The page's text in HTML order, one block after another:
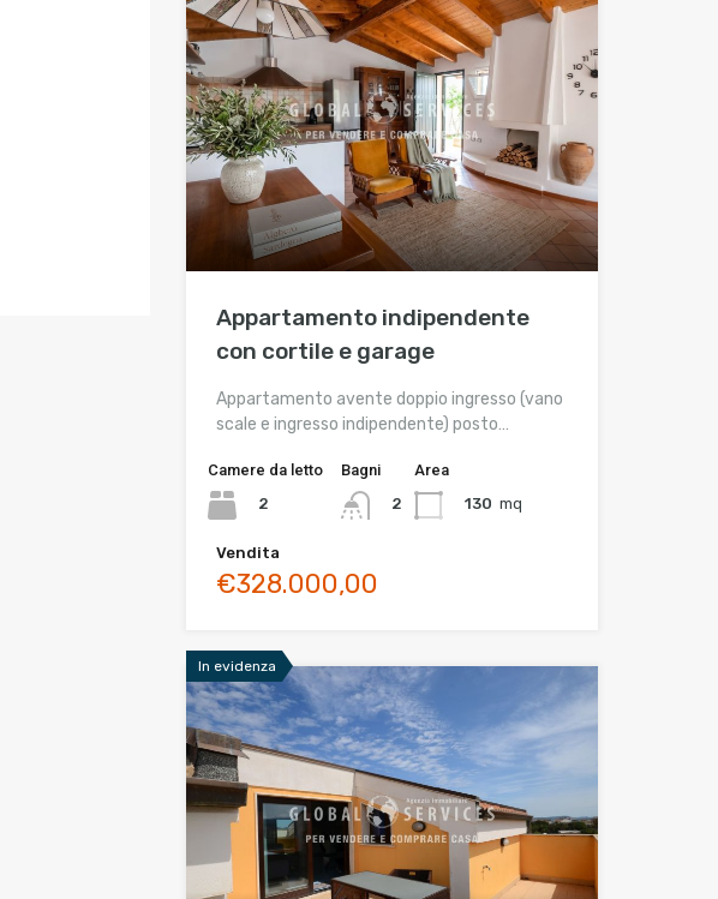
Appartamento indipendente
con cortile e garage
Appartamento avente doppio ingresso (vano
scale e ingresso indipendente) posto…
Camere da letto
2
Bagni
2
Area
130 mq
Vendita
€328.000,00
In evidenza